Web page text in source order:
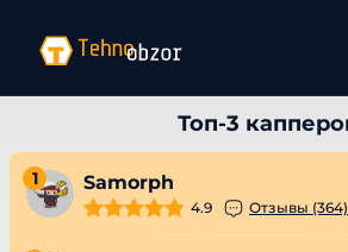
1 Samorph
4.9 Отзывы (364)